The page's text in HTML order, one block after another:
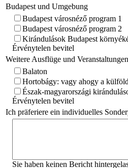
Budapest und Umgebung
Budapest városnéző program 1
Budapest városnéző program 2
Kirándulások Budapest
Érvénytelen bevitel
Weitere Ausflüge und Veranstaltungen
Balaton
Hortobágy: vagy ahogy a
Észak-magyarországi
Érvénytelen bevitel
Ich präferiere ein individuelles
Sie haben keinen Bericht